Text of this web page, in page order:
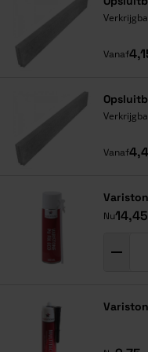
Vanaf
Vanaf
Nu14,45